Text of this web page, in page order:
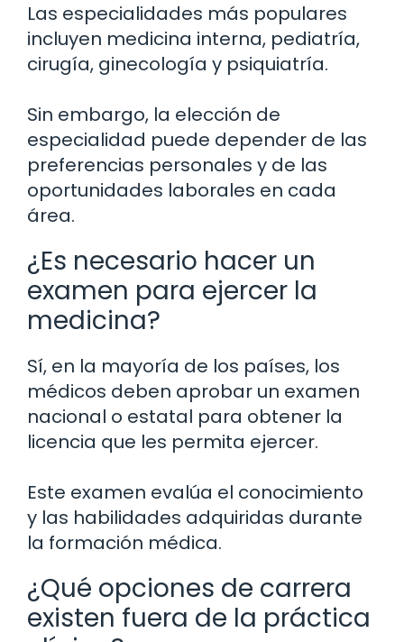
Las especialidades más populares
incluyen medicina interna, pediatría,
cirugía, ginecología y psiquiatría.
Sin embargo, la elección de
especialidad puede depender de las
preferencias personales y de las
oportunidades laborales en cada
área.
¿Es necesario hacer un
examen para ejercer la
medicina?
Sí, en la mayoría de los países, los
médicos deben aprobar un examen
nacional o estatal para obtener la
licencia que les permita ejercer.
Este examen evalúa el conocimiento
y las habilidades adquiridas durante
la formación médica.
¿Qué opciones de carrera
existen fuera de la práctica